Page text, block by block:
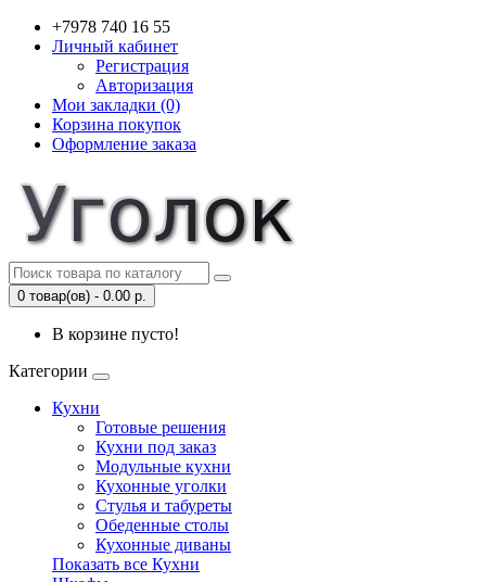
+7978 740 16 55
Личный кабинет
Регистрация
Авторизация
Мои закладки (0)
Корзина покупок
Оформление заказа
0 товар(ов) - 0.00 р.
В корзине пусто!
Категории
Кухни
Готовые решения
Кухни под заказ
Модульные кухни
Кухонные уголки
Стулья и табуреты
Обеденные столы
Кухонные диваны
Показать все Кухни